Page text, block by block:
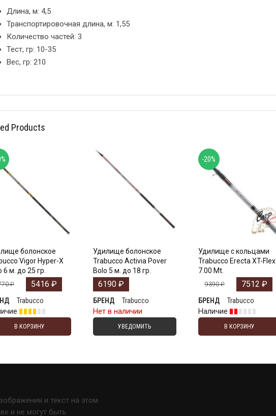
Длина, м: 4,5
Транспортировочная длина, м: 1,55
Количество частей: 3
Тест, гр: 10-35
Вес, гр: 210
Products
болонское
Vigor Hyper-X
6 м. до 25 гр.
₽ 5416 ₽
Trabucco
В КОРЗИНУ
Удилище болонское
Trabucco Activia Pover
Bolo 5 м. до 18 гр.
6190 ₽
БРЕНД
Trabucco
Нет в наличии
УВЕДОМИТЬ
Удилище с кольцами
Trabucco Erecta XT-Flex
7.00 Mt.
9390₽ 7512 ₽
БРЕНД
Trabucco
Наличие
В КОРЗИНУ
-20%
и текст на этом
и не могут быть